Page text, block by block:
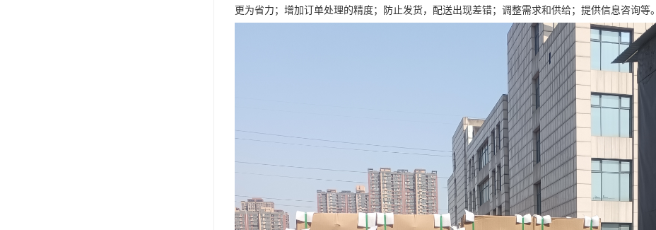
更为省力；增加订单处理的精度；防止发货，配送出现差错；调整需求和供给；提供信息咨询等。